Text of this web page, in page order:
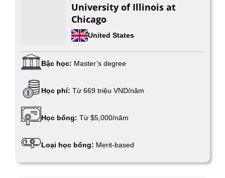
University of Illinois at
Chicago
United States
Bậc học: Master’s degree
Học phí: Từ 669 triệu VND/năm
Học bổng: Từ $5,000/năm
Loại học bổng: Merit-based